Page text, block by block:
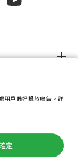
用戶偏好投放廣告。詳
定